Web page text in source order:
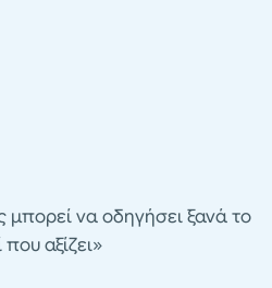
μπορεί να οδηγήσει ξανά το
αξίζει»